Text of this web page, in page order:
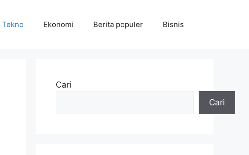
Tekno Ekonomi Berita populer Bisnis
Cari
Cari